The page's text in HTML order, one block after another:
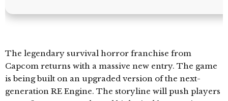
The legendary survival horror franchise from
Capcom returns with a massive new entry. The game
is being built on an upgraded version of the next-
generation RE Engine. The storyline will push players